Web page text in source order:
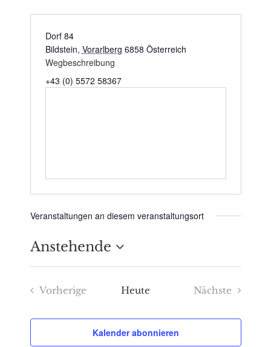
Dorf 84
Bildstein, Vorarlberg 6858 Österreich
Wegbeschreibung
+43 (0) 5572 58367
Veranstaltungen an diesem veranstaltungsort
Anstehende
Datum
wählen.
Vorherige
Heute
Nächste
Kalender abonnieren